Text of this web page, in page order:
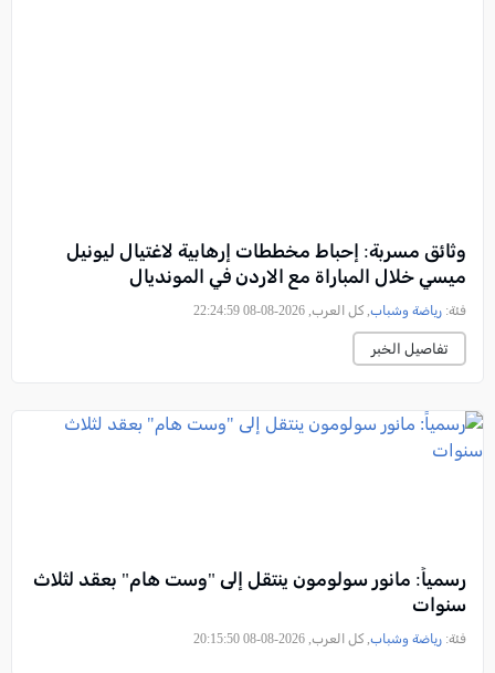
وثائق مسربة: إحباط مخططات إرهابية لاغتيال ليونيل
ميسي خلال المباراة مع الاردن في المونديال
فئة: رياضة وشباب, كل العرب, 2026-08-08 22:24:59
تفاصيل الخبر
رسمياً: مانور سولومون ينتقل إلى "وست هام" بعقد لثلاث
سنوات
فئة: رياضة وشباب, كل العرب, 2026-08-08 20:15:50